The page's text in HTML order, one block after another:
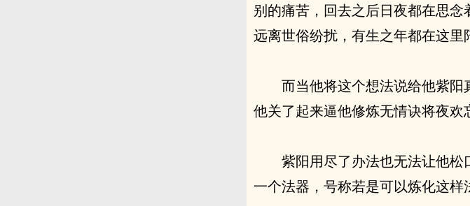
别的痛苦，回去之后日夜都在思念
远离世俗纷扰，有生之年都在这里
而当他将这个想法说给他紫
他关了起来逼他修炼无情诀将夜欢
紫阳用尽了办法也无法让他
一个法器，号称若是可以炼化这样